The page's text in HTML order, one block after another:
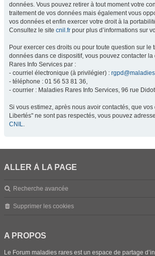
données. Vous pouvez retirer à tout moment votre
traitement de vos données mais également vous
vos données et enfin exercer votre droit à la
Consultez le site cnil.fr pour plus d’informations sur
Pour exercer ces droits ou pour toute question sur le
données dans ce dispositif, vous pouvez contacter
Rares Info Services par :
- courriel électronique (à privilégier) :
- téléphone : 01 56 53 81 36,
- courrier : Maladies Rares Info Services, 96 rue
Si vous estimez, après nous avoir contactés, que
Libertés" ne sont pas respectés, vous pouvez
CNIL.
ALLER À LA PAGE
Recherche avancée
Supprimer les cookies
A PROPOS
Le Forum maladies rares est un espace de partage